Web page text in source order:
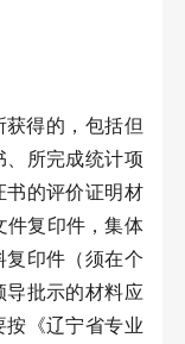
得的，包括但
、所完成统计项
书的评价证明材
件复印件，集体
复印件（须在个
导批示的材料应
按《辽宁省专业